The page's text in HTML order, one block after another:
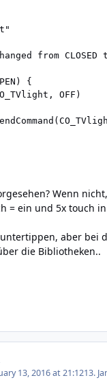
from CLOSED
{
Wenn
= ein und 5x touch
aber bei
die Bibliotheken..
13, 2016 at 21:1213.